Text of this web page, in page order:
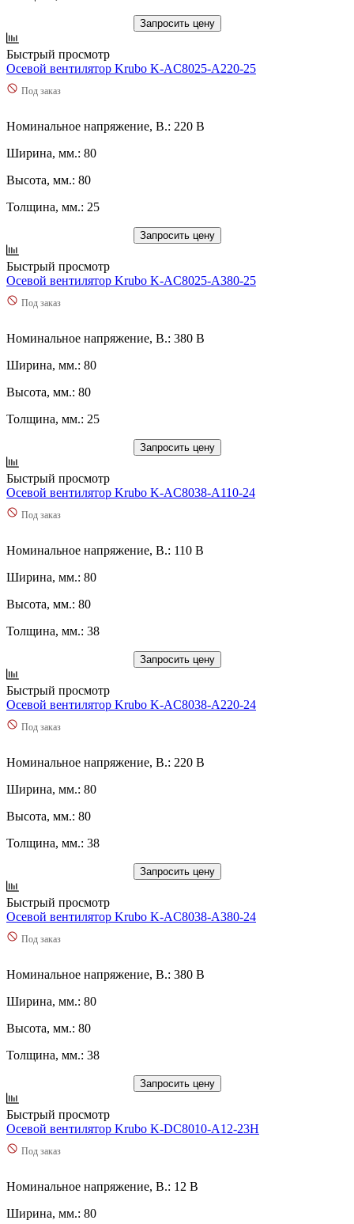
Запросить цену
Быстрый просмотр
Осевой вентилятор Krubo K-AC8025-A220-25
Под заказ
Номинальное напряжение, В.: 220 В
Ширина, мм.: 80
Высота, мм.: 80
Толщина, мм.: 25
Запросить цену
Быстрый просмотр
Осевой вентилятор Krubo K-AC8025-A380-25
Под заказ
Номинальное напряжение, В.: 380 В
Ширина, мм.: 80
Высота, мм.: 80
Толщина, мм.: 25
Запросить цену
Быстрый просмотр
Осевой вентилятор Krubo K-AC8038-A110-24
Под заказ
Номинальное напряжение, В.: 110 В
Ширина, мм.: 80
Высота, мм.: 80
Толщина, мм.: 38
Запросить цену
Быстрый просмотр
Осевой вентилятор Krubo K-AC8038-A220-24
Под заказ
Номинальное напряжение, В.: 220 В
Ширина, мм.: 80
Высота, мм.: 80
Толщина, мм.: 38
Запросить цену
Быстрый просмотр
Осевой вентилятор Krubo K-AC8038-A380-24
Под заказ
Номинальное напряжение, В.: 380 В
Ширина, мм.: 80
Высота, мм.: 80
Толщина, мм.: 38
Запросить цену
Быстрый просмотр
Осевой вентилятор Krubo K-DC8010-A12-23H
Под заказ
Номинальное напряжение, В.: 12 В
Ширина, мм.: 80